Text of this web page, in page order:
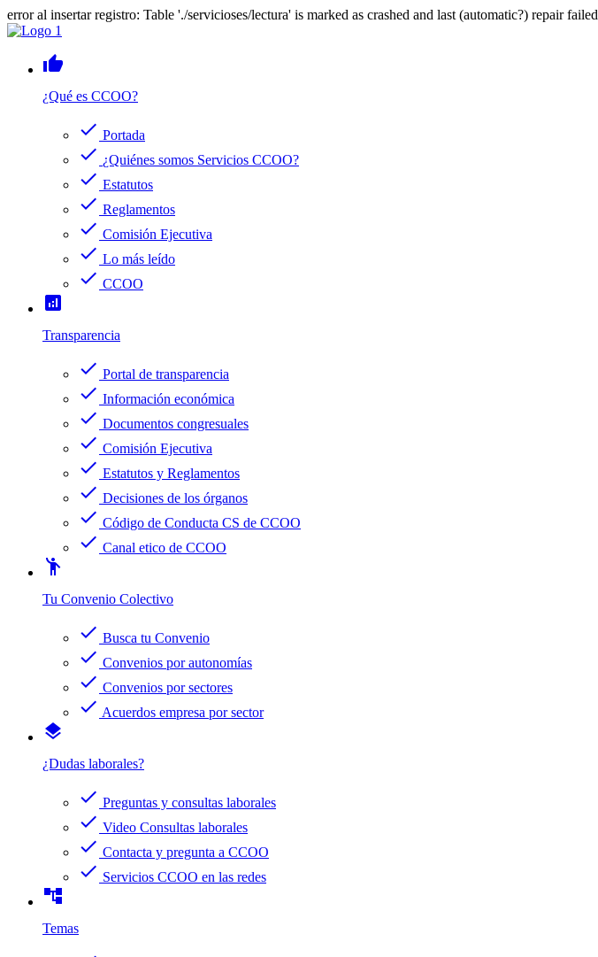
error al insertar registro: Table './servicioses/lectura' is marked as crashed and last (automatic?) repair failed
thumb_up
¿Qué es CCOO?
check Portada
check ¿Quiénes somos Servicios CCOO?
check Estatutos
check Reglamentos
check Comisión Ejecutiva
check Lo más leído
check CCOO
analytics
Transparencia
check Portal de transparencia
check Información económica
check Documentos congresuales
check Comisión Ejecutiva
check Estatutos y Reglamentos
check Decisiones de los órganos
check Código de Conducta CS de CCOO
check Canal etico de CCOO
emoji_people
Tu Convenio Colectivo
check Busca tu Convenio
check Convenios por autonomías
check Convenios por sectores
check Acuerdos empresa por sector
layers
¿Dudas laborales?
check Preguntas y consultas laborales
check Video Consultas laborales
check Contacta y pregunta a CCOO
check Servicios CCOO en las redes
account_tree
Temas